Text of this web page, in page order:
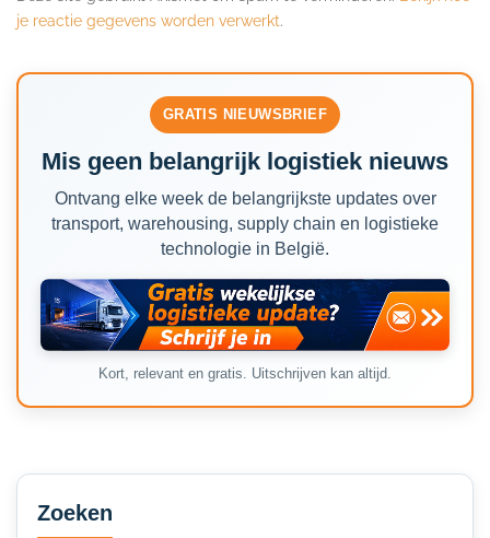
je reactie gegevens worden verwerkt.
GRATIS NIEUWSBRIEF
Mis geen belangrijk logistiek nieuws
Ontvang elke week de belangrijkste updates over
transport, warehousing, supply chain en logistieke
technologie in België.
Kort, relevant en gratis. Uitschrijven kan altijd.
Secondary
Sidebar
Zoeken